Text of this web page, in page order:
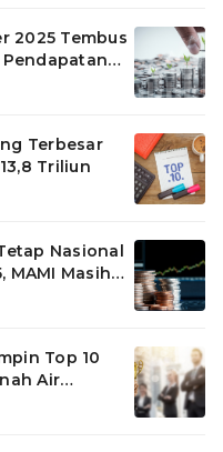
2025 Tembus
Terbesar
Triliun
Nasional
MAMI Masih
Top 10
Air